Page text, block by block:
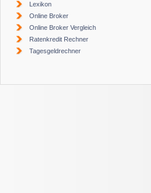
Lexikon
Online Broker
Online Broker Vergleich
Ratenkredit Rechner
Tagesgeldrechner